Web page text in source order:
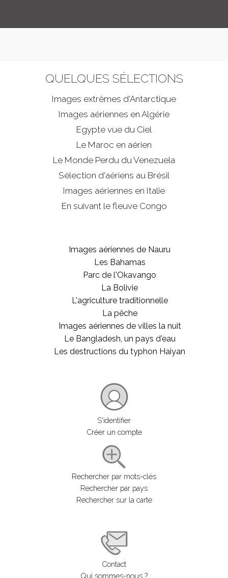
QUELQUES SÉLECTIONS
Images extrêmes d'Antarctique
Images aériennes en Algérie
Egypte vue du Ciel
Le Maroc en aérien
Le Monde Perdu du Venezuela
Sélection d'aériens au Brésil
Images aériennes en Italie
En suivant le fleuve Congo
Images aériennes de Nauru
Les Bahamas
Parc de l'Okavango
La Bolivie
L'agriculture traditionnelle
La pêche
Images aériennes de villes la nuit
Le Bangladesh, un pays d'eau
Les destructions du typhon Haiyan
S'identifier
Créer un compte
Rechercher par mots-clés
Rechercher par pays
Rechercher sur la carte
Contact
Qui sommes-nous ?